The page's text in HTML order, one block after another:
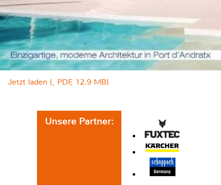
Jetzt laden (, PDF, 12.9 MB)
Unsere Partner: